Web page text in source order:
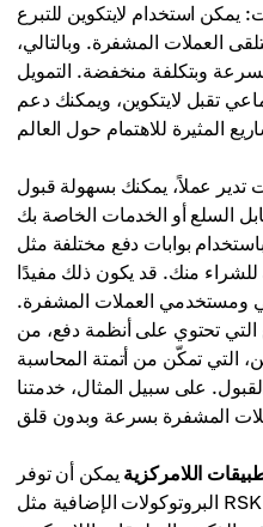
يمكن استخدام لايتكوين للتبرع
العملات المشفرة. وبالتالي،
وبتكلفة منخفضة. التمويل
تقبل لايتكوين، ويمكنك دعم
تدير عملاً، يمكنك بسهولة قبول
السلع أو الخدمات الخاصة بك
منك. قد يكون ذلك مفيدًا
ومستخدمي العملات المشفرة.
التي تحتوي على أنظمة دفع، من
التي تمكّن من أتمتة المحاسبة
اللامركزية يمكن أن توفر
البروتوكولات الإضافية مثل RSK أو شبكة Lightning وظائف لبناء